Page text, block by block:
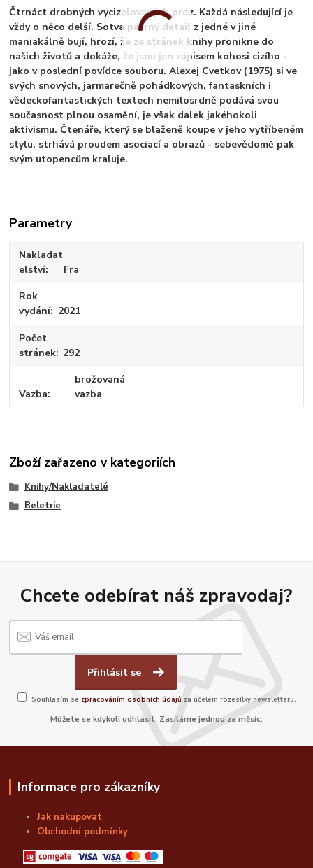
Čtrnáct drobných vycizelovaných próz. Každá následující je
vždy o něco delší. Sotva patrný detail z jedné v jiné
maniakálně bují, hrozí, že ze stránek knihy pronikne do
našich životů a dokáže, že jsou jen zápisem kohosi cizího -
jako v poslední povídce souboru. Alexej Cvetkov (1975) si ve
svých snových, jarmarečně pohádkových, fantaskních i
vědeckofantastických textech nemilosrdně podává svou
současnost plnou osamění, je však dalek jakéhokoli
aktivismu. Čtenáře, který se blaženě koupe v jeho vytříbeném
stylu, strhává proudem asociací a obrazů - sebevědomě pak
svým utopencům kraluje.
Parametry
Nakladat
elství
Fra
Rok
vydání
2021
Počet
stránek 292
Vazba
brožovaná
vazba
Zboží zařazeno v kategoriích
Knihy/Nakladatelé
Beletrie
Chcete odebírat náš zpravodaj?
Přihlásit se
Souhlasím se zpracováním osobních údajů za účelem rozesílky newsletteru.
Můžete se kdykoli odhlásit. Zasíláme jednou za měsíc.
Informace pro zákazníky
Jak nakupovat
Obchodní podmínky